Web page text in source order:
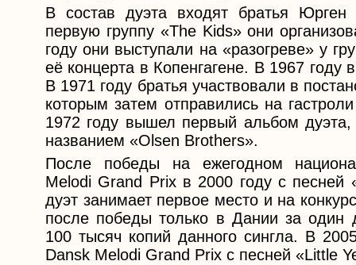
В состав дуэта входят братья
первую группу «The Kids» они
году они выступали на «разогреве» у
её концерта в Копенгагене. В 1967 году
В 1971 году братья участвовали в
которым затем отправились на
1972 году вышел первый альбом дуэта,
названием «Olsen Brothers».
После победы на ежегодном
Melodi Grand Prix в 2000 году с
дуэт занимает первое место и на
после победы только в Дании за один
100 тысяч копий данного сингла. В
Dansk Melodi Grand Prix с песней «Little